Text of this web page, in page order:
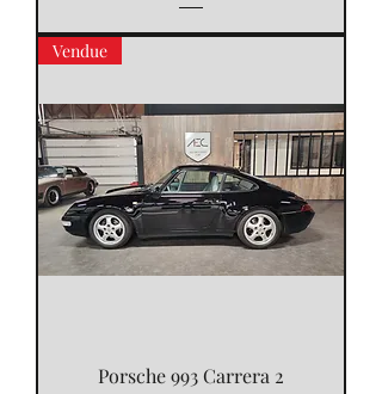
Vendue
Porsche 993 Carrera 2